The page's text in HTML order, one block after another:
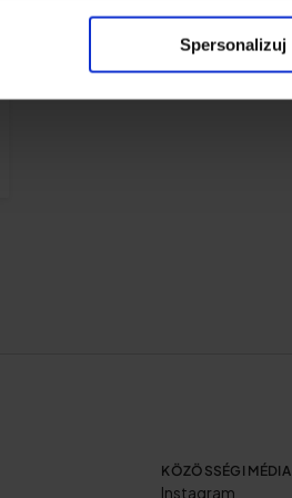
Spersonalizuj
KÖZÖSSÉGI MÉDIA
Instagram